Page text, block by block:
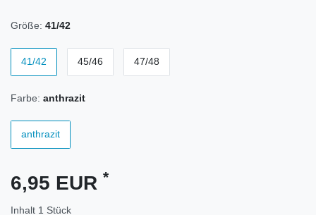
Größe: 41/42
41/42 45/46 47/48
Farbe: anthrazit
anthrazit
6,95 EUR *
Inhalt 1 Stück